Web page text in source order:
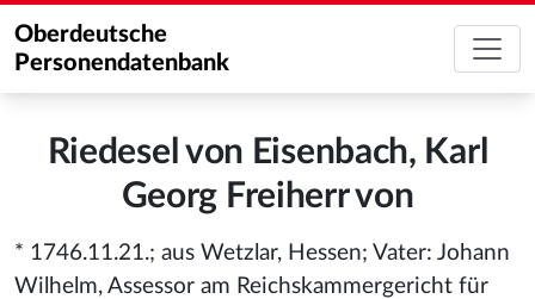
Oberdeutsche
Personendatenbank
Riedesel von Eisenbach, Karl
Georg Freiherr von
* 1746.11.21.; aus Wetzlar, Hessen; Vater: Johann
Wilhelm, Assessor am Reichskammergericht für